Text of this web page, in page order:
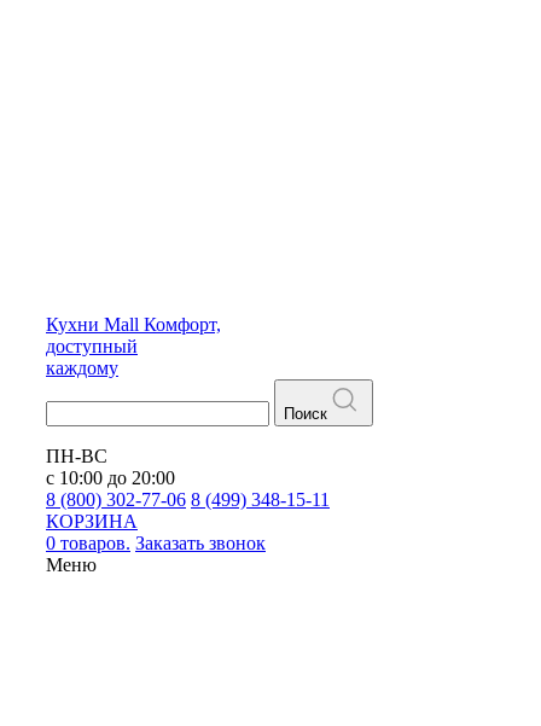
Кухни Mall Комфорт,
доступный
каждому
Поиск
ПН-ВС
с 10:00 до 20:00
8 (800) 302-77-06 8 (499) 348-15-11
КОРЗИНА
0 товаров. Заказать звонок
Меню